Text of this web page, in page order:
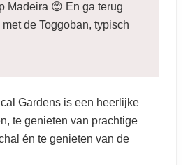
Madeira 😊 En ga terug
de Toggoban, typisch
Gardens is een heerlijke
te genieten van prachtige
én te genieten van de